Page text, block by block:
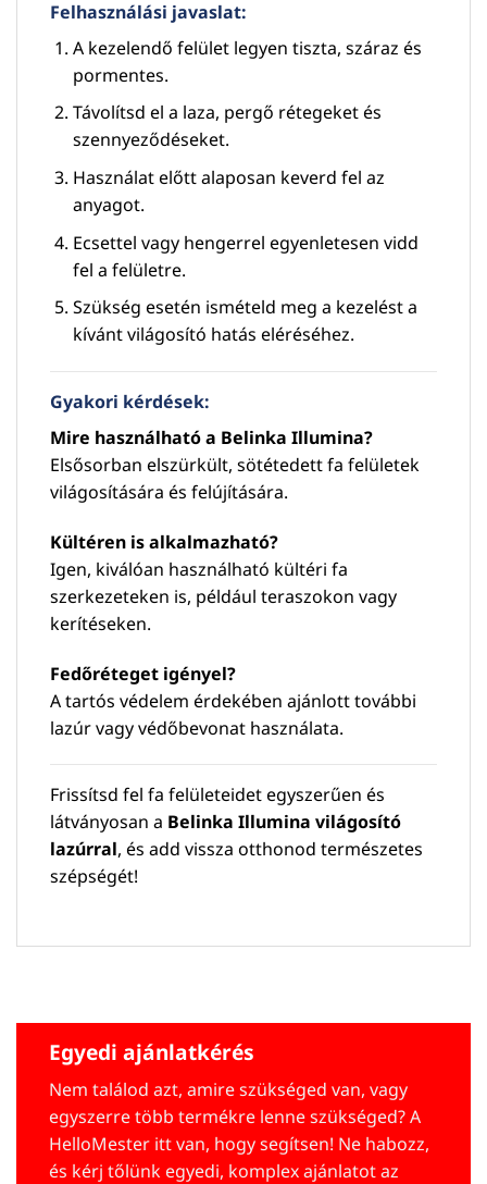
Felhasználási javaslat:
A kezelendő felület legyen tiszta, száraz és
pormentes.
Távolítsd el a laza, pergő rétegeket és
szennyeződéseket.
Használat előtt alaposan keverd fel az
anyagot.
Ecsettel vagy hengerrel egyenletesen vidd
fel a felületre.
Szükség esetén ismételd meg a kezelést a
kívánt világosító hatás eléréséhez.
Gyakori kérdések:
Mire használható a Belinka Illumina?
Elsősorban elszürkült, sötétedett fa felületek
világosítására és felújítására.
Kültéren is alkalmazható?
Igen, kiválóan használható kültéri fa
szerkezeteken is, például teraszokon vagy
kerítéseken.
Fedőréteget igényel?
A tartós védelem érdekében ajánlott további
lazúr vagy védőbevonat használata.
Frissítsd fel fa felületeidet egyszerűen és
látványosan a Belinka Illumina világosító
lazúrral, és add vissza otthonod természetes
szépségét!
Egyedi ajánlatkérés
Nem találod azt, amire szükséged van, vagy
egyszerre több termékre lenne szükséged? A
HelloMester itt van, hogy segítsen! Ne habozz,
és kérj tőlünk egyedi, komplex ajánlatot az